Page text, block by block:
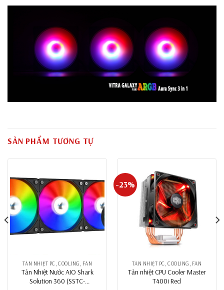
SẢN PHẨM TƯƠNG TỰ
TẢN NHIỆT PC, COOLING, FAN
Tản Nhiệt Nước AIO Shark
Solution 360 (SSTC-
-23%
TẢN NHIỆT PC, COOLING, FAN
Tản nhiệt CPU Cooler Master
T400i Red